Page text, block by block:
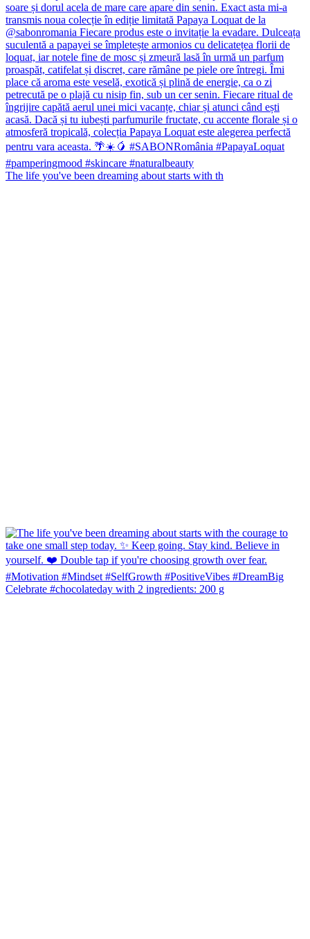
The life you've been dreaming about starts with th
Celebrate #chocolateday with 2 ingredients: 200 g